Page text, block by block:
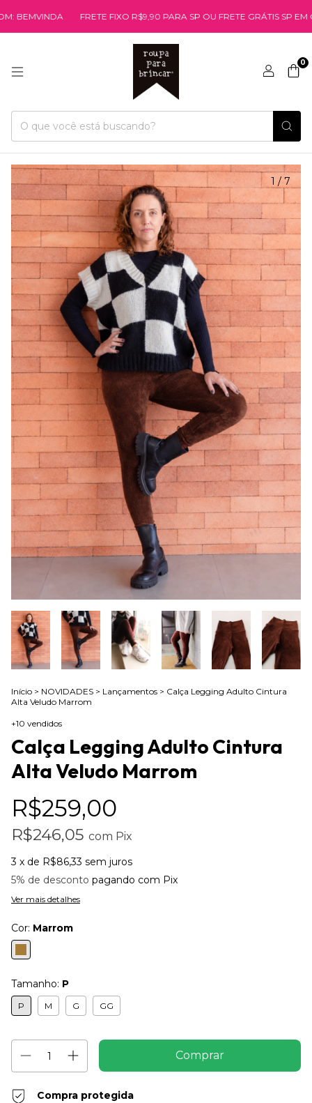
FRETE FIXO R$9,90 PARA SP OU FRETE GRÁTIS SP EM
0
1 / 7
Início > NOVIDADES > Lançamentos > Calça Legging Adulto Cintura
Alta Veludo Marrom
+10 vendidos
Calça Legging Adulto Cintura
Alta Veludo Marrom
R$259,00
R$246,05 com Pix
3 x de R$86,33 sem juros
5% de desconto pagando com Pix
Ver mais detalhes
Cor: Marrom
Tamanho: P
P M G GG
Compra protegida